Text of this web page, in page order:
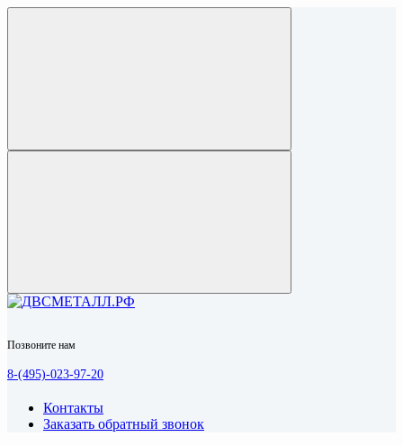
Позвоните нам
8-(495)-023-97-20
Контакты
Заказать обратный звонок